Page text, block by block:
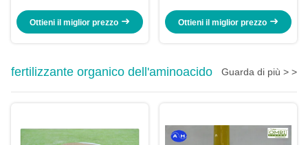
Ottieni il miglior prezzo
Ottieni il miglior prezzo
fertilizzante organico dell'aminoacido Guarda di più > >